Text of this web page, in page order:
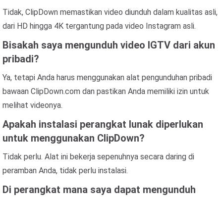
Tidak, ClipDown memastikan video diunduh dalam kualitas asli,
dari HD hingga 4K tergantung pada video Instagram asli.
Bisakah saya mengunduh video IGTV dari akun
pribadi?
Ya, tetapi Anda harus menggunakan alat pengunduhan pribadi
bawaan ClipDown.com dan pastikan Anda memiliki izin untuk
melihat videonya.
Apakah instalasi perangkat lunak diperlukan
untuk menggunakan ClipDown?
Tidak perlu. Alat ini bekerja sepenuhnya secara daring di
peramban Anda, tidak perlu instalasi.
Di perangkat mana saya dapat mengunduh